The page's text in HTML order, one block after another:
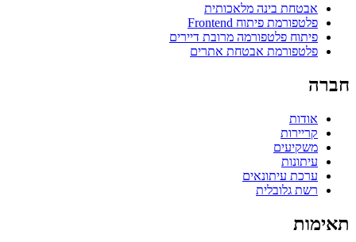
אבטחת בינה מלאכותית
פלטפורמת פיתוח Frontend
פיתוח פלטפורמה מרובת דיירים
פלטפורמת אבטחת אתרים
חברה
אודות
קריירות
משקיעים
עיתונות
ערכת עיתונאים
רשת גלובלית
תאימות